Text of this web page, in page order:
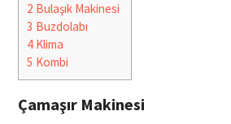
2 Bulaşık Makinesi
3 Buzdolabı
4Klima
5 Kombi
Çamaşır Makinesi